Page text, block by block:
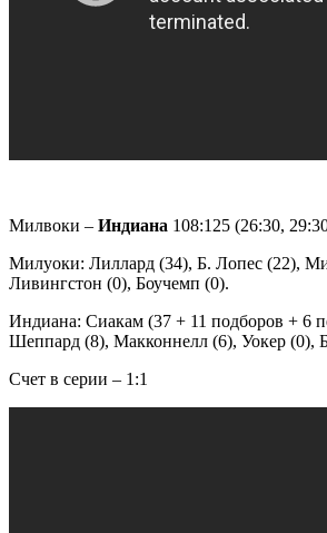
Милвоки – Индиана 108:125 (26:30,
Милуоки: Лиллард (34), Б. Лопес (22),
Ливингстон (0), Боучемп (0).
Индиана: Сиакам (37 + 11 подборов + 6
Шеппард (8), Макконнелл (6), Уокер (0),
Счет в серии – 1:1